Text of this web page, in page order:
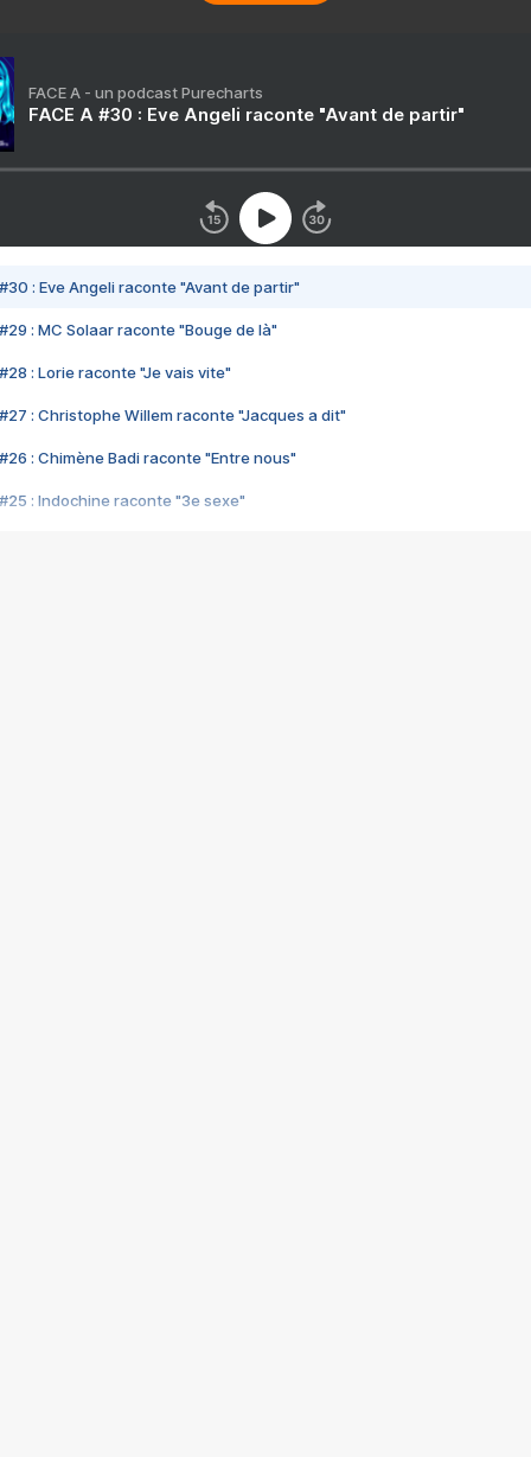
FACE A - un podcast Purecharts
FACE A #30 : Eve Angeli raconte "Avant de partir"
#30 : Eve Angeli raconte "Avant de partir"
#29 : MC Solaar raconte "Bouge de là"
#28 : Lorie raconte "Je vais vite"
#27 : Christophe Willem raconte "Jacques a dit"
#26 : Chimène Badi raconte "Entre nous"
#25 : Indochine raconte "3e sexe"